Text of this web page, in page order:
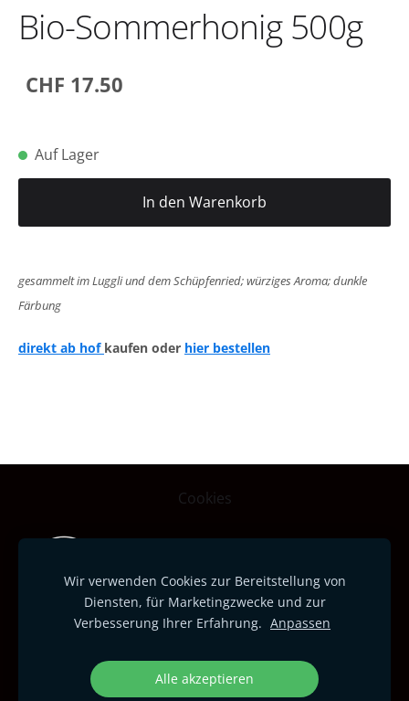
Bio-Sommerhonig 500g
CHF 17.50
Auf Lager
In den Warenkorb
gesammelt im Luggli und dem Schüpfenried; würziges Aroma; dunkle
Färbung
direkt ab hof kaufen oder hier bestellen
Cookies
biohof luggli, Stephan Tschirren und Sibil
Heule, Luggli, 3033 Wohlen b. Bern,
bio@luggli.ch
Wir verwenden Cookies zur Bereitstellung von
Diensten, für Marketingzwecke und zur
Verbesserung Ihrer Erfahrung. Anpassen
Alle akzeptieren